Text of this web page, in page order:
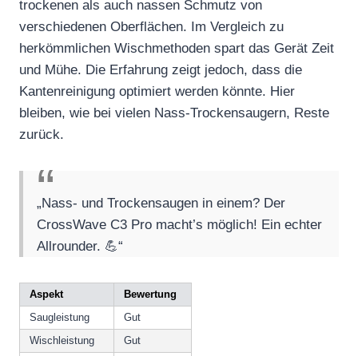
trockenen als auch nassen Schmutz von
verschiedenen Oberflächen. Im Vergleich zu
herkömmlichen Wischmethoden spart das Gerät Zeit
und Mühe. Die Erfahrung zeigt jedoch, dass die
Kantenreinigung optimiert werden könnte. Hier
bleiben, wie bei vielen Nass-Trockensaugern, Reste
zurück.
„Nass- und Trockensaugen in einem? Der
CrossWave C3 Pro macht’s möglich! Ein echter
Allrounder. 💪“
Aspekt
Bewertung
Saugleistung
Gut
Wischleistung
Gut